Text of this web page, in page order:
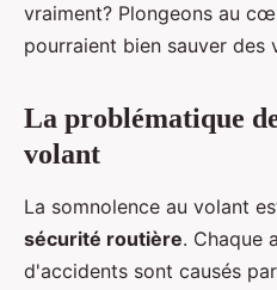
vraiment? Plongeons au
pourraient bien sauver des
La problématique
volant
La somnolence au volant
sécurité routière. Chaque
d'accidents sont causés